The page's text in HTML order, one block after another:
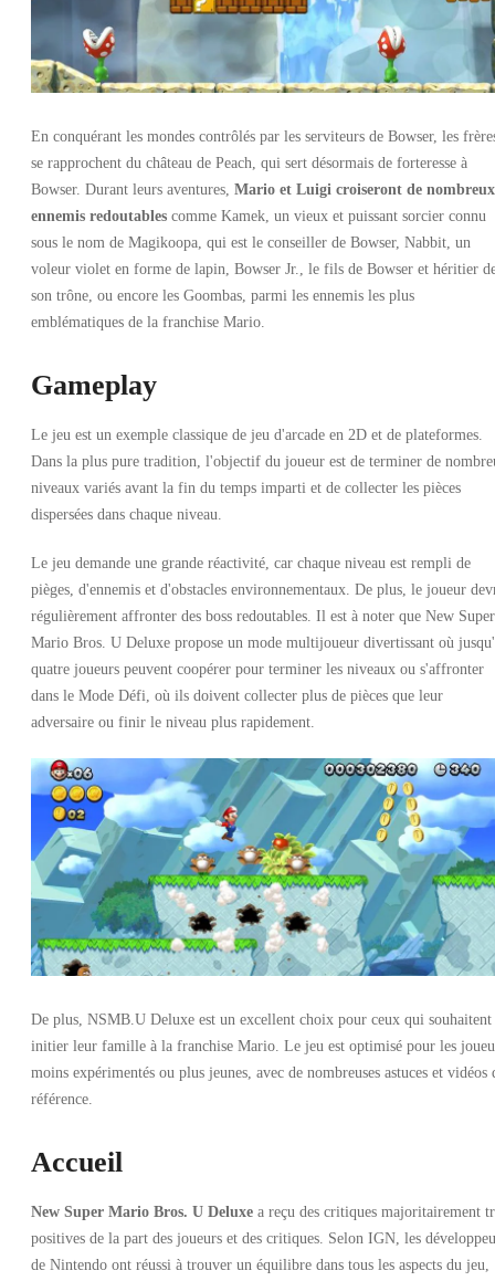
En conquérant les mondes contrôlés par les serviteurs de Bowser, les
se rapprochent du château de Peach, qui sert désormais de forteresse à
Bowser. Durant leurs aventures, Mario et Luigi croiseront de nombreux
ennemis redoutables comme Kamek, un vieux et puissant sorcier connu
sous le nom de Magikoopa, qui est le conseiller de Bowser, Nabbit, un
voleur violet en forme de lapin, Bowser Jr., le fils de Bowser et héritier
son trône, ou encore les Goombas, parmi les ennemis les plus
emblématiques de la franchise Mario.
Gameplay
Le jeu est un exemple classique de jeu d'arcade en 2D et de plateformes.
Dans la plus pure tradition, l'objectif du joueur est de terminer de
niveaux variés avant la fin du temps imparti et de collecter les pièces
dispersées dans chaque niveau.
Le jeu demande une grande réactivité, car chaque niveau est rempli de
pièges, d'ennemis et d'obstacles environnementaux. De plus, le joueur
régulièrement affronter des boss redoutables. Il est à noter que New Super
Mario Bros. U Deluxe propose un mode multijoueur divertissant où
quatre joueurs peuvent coopérer pour terminer les niveaux ou s'affronter
dans le Mode Défi, où ils doivent collecter plus de pièces que leur
adversaire ou finir le niveau plus rapidement.
De plus, NSMB.U Deluxe est un excellent choix pour ceux qui souhaitent
initier leur famille à la franchise Mario. Le jeu est optimisé pour les
moins expérimentés ou plus jeunes, avec de nombreuses astuces et vidéos
référence.
Accueil
New Super Mario Bros. U Deluxe a reçu des critiques majoritairement
positives de la part des joueurs et des critiques. Selon IGN, les
de Nintendo ont réussi à trouver un équilibre dans tous les aspects du jeu,